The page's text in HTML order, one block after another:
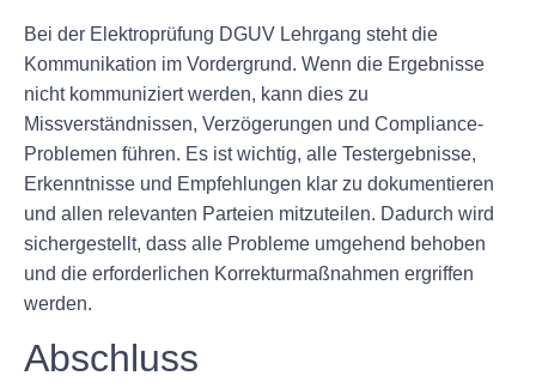
Bei der Elektroprüfung DGUV Lehrgang steht die
Kommunikation im Vordergrund. Wenn die Ergebnisse
nicht kommuniziert werden, kann dies zu
Missverständnissen, Verzögerungen und Compliance-
Problemen führen. Es ist wichtig, alle Testergebnisse,
Erkenntnisse und Empfehlungen klar zu dokumentieren
und allen relevanten Parteien mitzuteilen. Dadurch wird
sichergestellt, dass alle Probleme umgehend behoben
und die erforderlichen Korrekturmaßnahmen ergriffen
werden.
Abschluss